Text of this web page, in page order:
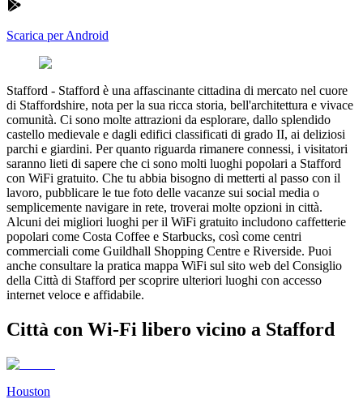
Scarica per Android
Stafford - Stafford è una affascinante cittadina di mercato nel cuore
di Staffordshire, nota per la sua ricca storia, bell'architettura e vivace
comunità. Ci sono molte attrazioni da esplorare, dallo splendido
castello medievale e dagli edifici classificati di grado II, ai deliziosi
parchi e giardini. Per quanto riguarda rimanere connessi, i visitatori
saranno lieti di sapere che ci sono molti luoghi popolari a Stafford
con WiFi gratuito. Che tu abbia bisogno di metterti al passo con il
lavoro, pubblicare le tue foto delle vacanze sui social media o
semplicemente navigare in rete, troverai molte opzioni in città.
Alcuni dei migliori luoghi per il WiFi gratuito includono caffetterie
popolari come Costa Coffee e Starbucks, così come centri
commerciali come Guildhall Shopping Centre e Riverside. Puoi
anche consultare la pratica mappa WiFi sul sito web del Consiglio
della Città di Stafford per scoprire ulteriori luoghi con accesso
internet veloce e affidabile.
Città con Wi-Fi libero vicino a Stafford
Houston